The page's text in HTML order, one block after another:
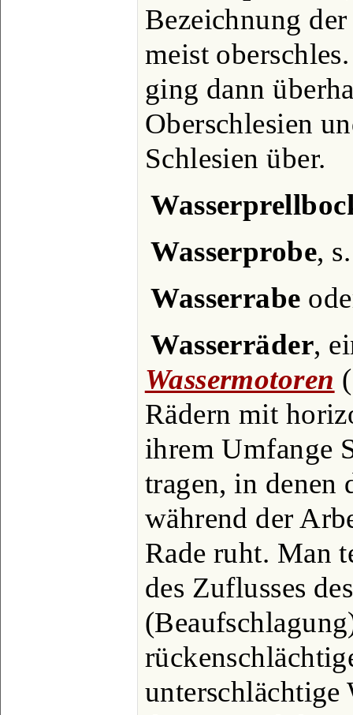
Bezeichnung
meist
ging dann
Oberschlesien
Schlesien über.
Wasserprobe,
Wasserrabe
Wasserräder,
Wassermotoren
Rädern mit
ihrem Umfange
tragen, in denen
während der
Rade ruht. Man
des Zuflusses